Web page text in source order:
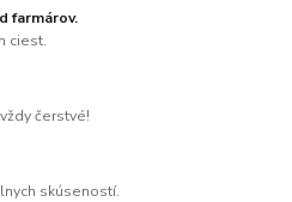
farmárov.
ciest.
čerstvé!
skúseností.